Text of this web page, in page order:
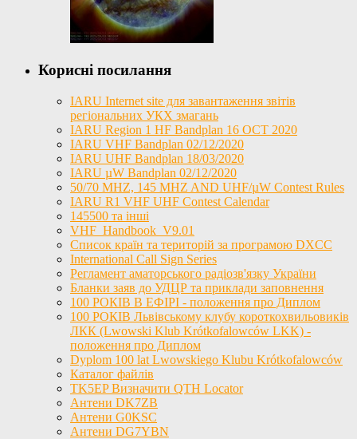
Корисні посилання
IARU Internet site для завантаження звітів
регіональних УКХ змагань
IARU Region 1 HF Bandplan 16 OCT 2020
IARU VHF Bandplan 02/12/2020
IARU UHF Bandplan 18/03/2020
IARU µW Bandplan 02/12/2020
50/70 MHZ, 145 MHZ AND UHF/µW Contest Rules
IARU R1 VHF UHF Contest Calendar
145500 та інші
VHF_Handbook_V9.01
Список країн та територій за програмою DXCC
International Call Sign Series
Регламент аматорського радіозв'язку України
Бланки заяв до УДЦР та приклади заповнення
100 РОКІВ В ЕФІРІ - положення про Диплом
100 РОКІВ Львівському клубу короткохвильовиків
ЛКК (Lwowski Klub Krótkofalowców LKK) -
положення про Диплом
Dyplom 100 lat Lwowskiego Klubu Krótkofalowców
Каталог файлів
TK5EP Визначити QTH Locator
Антени DK7ZB
Антени G0KSC
Антени DG7YBN